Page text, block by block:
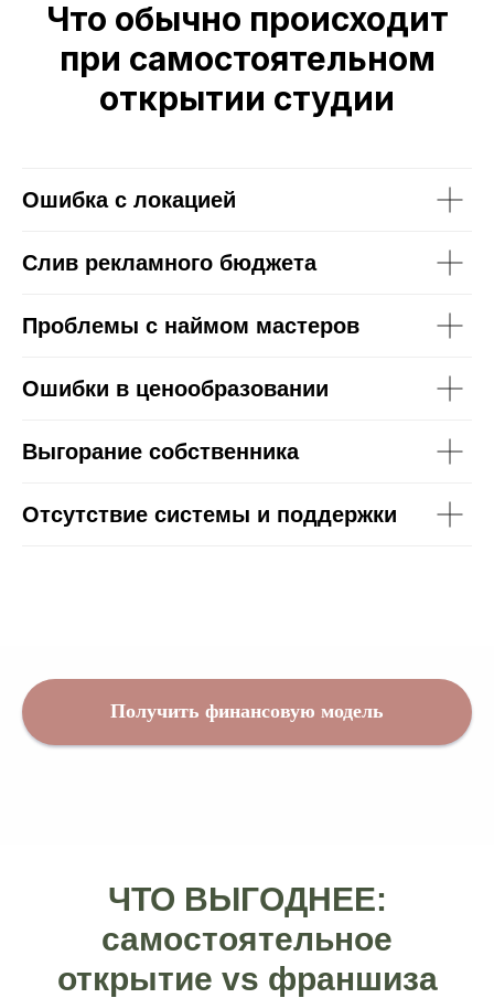
Что обычно происходит
при самостоятельном
открытии студии
Ошибка с локацией
Слив рекламного бюджета
Проблемы с наймом мастеров
Ошибки в ценообразовании
Выгорание собственника
Отсутствие системы и поддержки
Получить финансовую модель
ЧТО ВЫГОДНЕЕ:
самостоятельное
открытие vs франшиза